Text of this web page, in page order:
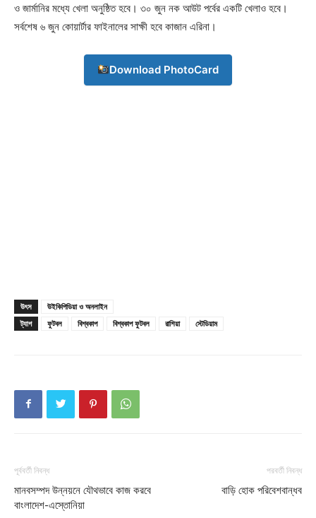
About
ও জার্মানির মধ্যে খেলা অনুষ্ঠিত হবে। ৩০ জুন নক আউট পর্বের একটি খেলাও হবে।
সর্বশেষ ৬ জুন কোয়ার্টার ফাইনালের সাক্ষী হবে কাজান এরিনা।
Download PhotoCard
উৎস
উইকিপিডিয়া ও অনলাইন
ট্যাগ
ফুটবল বিশ্বকাপ বিশ্বকাপ ফুটবল রাশিয়া স্টেডিয়াম
পূর্ববর্তী নিবন্ধ
মানবসম্পদ উন্নয়নে যৌথভাবে কাজ করবে
বাংলাদেশ-এস্তোনিয়া
পরবর্তী নিবন্ধ
বাড়ি হোক পরিবেশবান্ধব